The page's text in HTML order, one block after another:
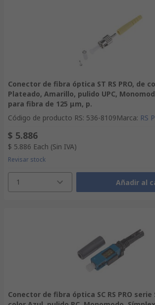
Conector de fibra óptica ST RS PRO, de
Plateado, Amarillo, pulido UPC,
para fibra de 125 μm, p.
Código de producto RS: 536-8109Marca: RS
$ 5.886
$ 5.886 Each (Sin IVA)
Revisar stock
1 Añadir al
Conector de fibra óptica SC RS PRO serie